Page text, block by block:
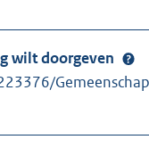
wilt doorgeven